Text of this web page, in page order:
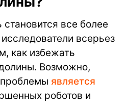
все более
всерьез
как избежать
Возможно,
является
роботов и